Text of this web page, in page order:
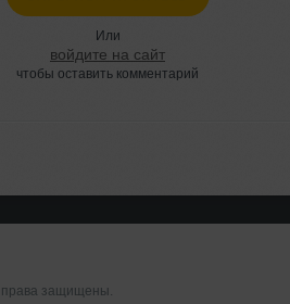
Или
войдите на сайт
чтобы оставить комментарий
защищены.